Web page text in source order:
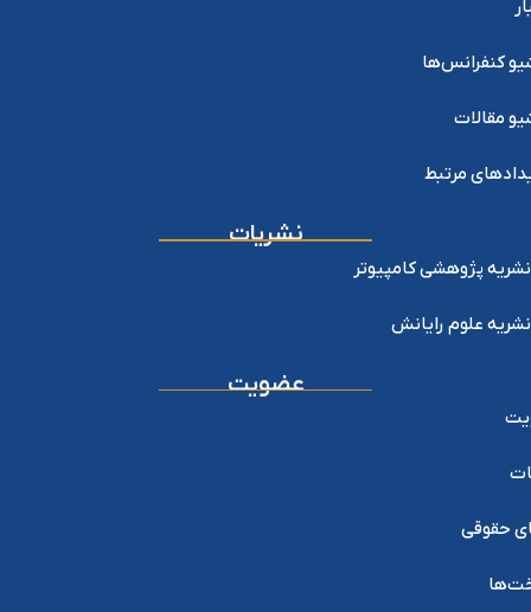
کنفرانس‌ها
مقالات
مرتبط
نشریات
نشریه پژوهشی کامپیوتر
نشریه علوم رایانش
عضویت
حقوقی